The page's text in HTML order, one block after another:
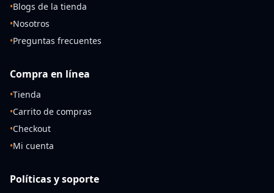
•Blogs de la tienda
•Nosotros
•Preguntas frecuentes
Compra en línea
•Tienda
•Carrito de compras
•Checkout
•Mi cuenta
Políticas y soporte